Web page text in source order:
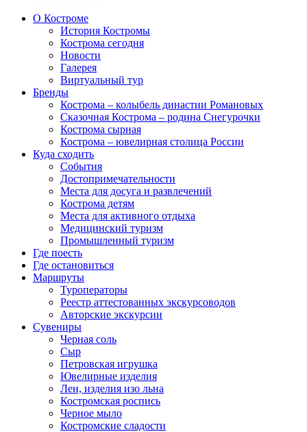
О Костроме
История Костромы
Кострома сегодня
Новости
Галерея
Виртуальный тур
Бренды
Кострома – колыбель династии Романовых
Сказочная Кострома – родина Снегурочки
Кострома сырная
Кострома – ювелирная столица России
Куда сходить
События
Достопримечательности
Места для досуга и развлечений
Кострома детям
Места для активного отдыха
Медицинский туризм
Промышленный туризм
Где поесть
Где остановиться
Маршруты
Туроператоры
Реестр аттестованных экскурсоводов
Авторские экскурсии
Сувениры
Черная соль
Сыр
Петровская игрушка
Ювелирные изделия
Лен, изделия изо льна
Костромская роспись
Черное мыло
Костромские сладости